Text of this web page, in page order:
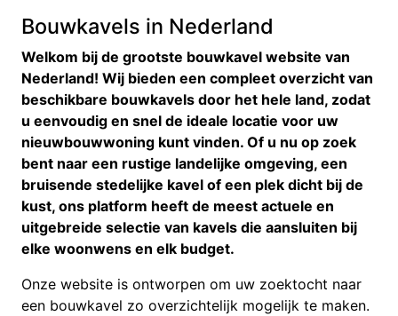
Bouwkavels in Nederland
Welkom bij de grootste bouwkavel website van
Nederland! Wij bieden een compleet overzicht van
beschikbare bouwkavels door het hele land, zodat
u eenvoudig en snel de ideale locatie voor uw
nieuwbouwwoning kunt vinden. Of u nu op zoek
bent naar een rustige landelijke omgeving, een
bruisende stedelijke kavel of een plek dicht bij de
kust, ons platform heeft de meest actuele en
uitgebreide selectie van kavels die aansluiten bij
elke woonwens en elk budget.
Onze website is ontworpen om uw zoektocht naar
een bouwkavel zo overzichtelijk mogelijk te maken.